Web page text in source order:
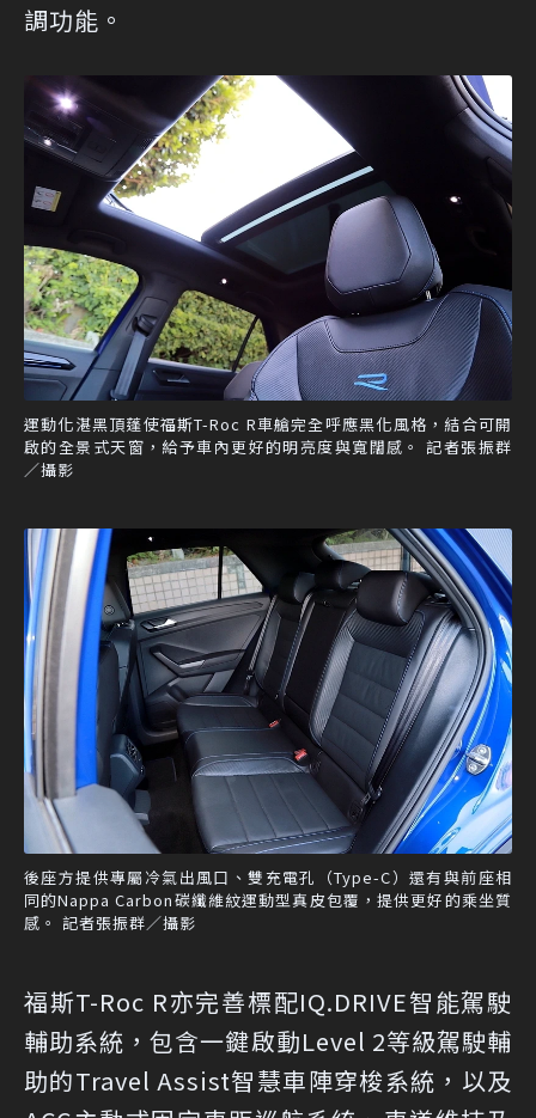
調功能。
運動化湛黑頂蓬使福斯T-Roc R車艙完全呼應黑化風格，結合可開
啟的全景式天窗，給予車內更好的明亮度與寬闊感。 記者張振群
／攝影
後座方提供專屬冷氣出風口、雙充電孔（Type-C）還有與前座相
同的Nappa Carbon碳纖維紋運動型真皮包覆，提供更好的乘坐質
感。 記者張振群／攝影
福斯T-Roc R亦完善標配IQ.DRIVE智能駕駛
輔助系統，包含一鍵啟動Level 2等級駕駛輔
助的Travel Assist智慧車陣穿梭系統，以及